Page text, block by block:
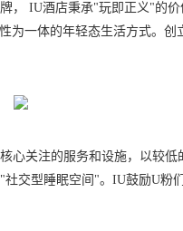
， IU酒店秉承"玩即正义"的
一体的年轻态生活方式。创
心关注的服务和设施，以较
交型睡眠空间"。IU鼓励U粉